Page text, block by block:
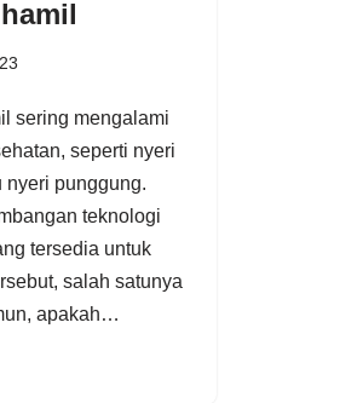
sering mengalami
seperti nyeri
nyeri punggung.
teknologi
tersedia untuk
salah satunya
apakah…